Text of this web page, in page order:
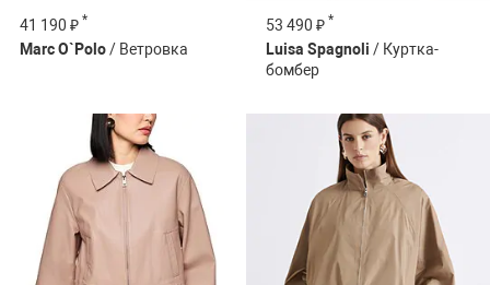
41 190 ₽ *
Marc O`Polo/ Ветровка
53 490 ₽ *
Luisa Spagnoli / Куртка-
бомбер